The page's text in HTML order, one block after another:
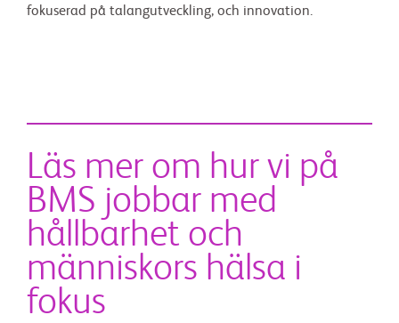
fokuserad på talangutveckling, och innovation.
Läs mer om hur vi på
BMS jobbar med
hållbarhet och
människors hälsa i
fokus